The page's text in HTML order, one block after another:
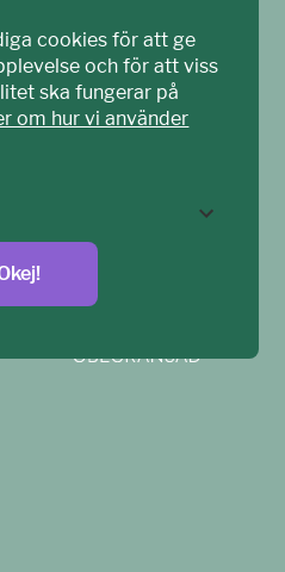
med barn och
Sverige – en
mot sexuell
cookies för att ge
och för att viss
ska fungerar på
om hur vi använder